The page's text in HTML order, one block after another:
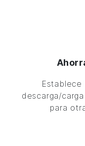
descarga/
para